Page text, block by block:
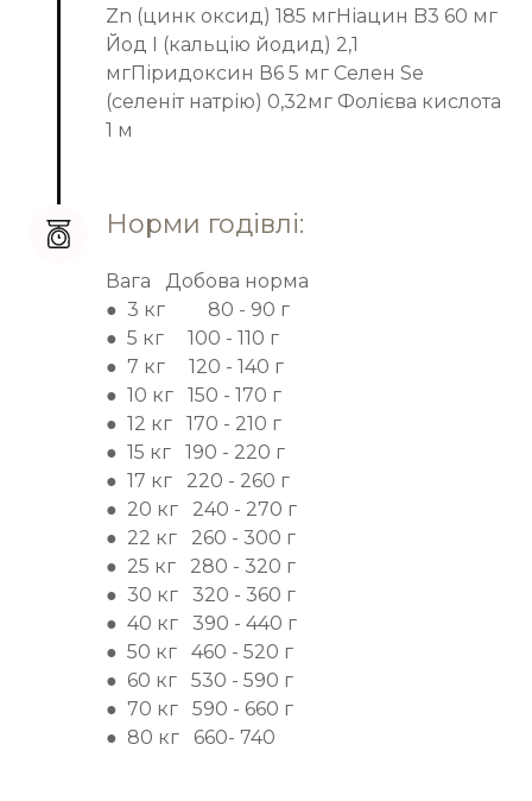
Zn (цинк оксид) 185 мгНіацин B3 60 мг
Йод I (кальцію йодид) 2,1
мгПіридоксин В6 5 мг Селен Se
(селеніт натрію) 0,32мг Фолієва кислота
1 м
Норми годівлі:
Вага Добова норма
● 3 кг 80 - 90 г
● 5 кг 100 - 110 г
● 7 кг 120 - 140 г
● 10 кг 150 - 170 г
● 12 кг 170 - 210 г
● 15 кг 190 - 220 г
● 17 кг 220 - 260 г
● 20 кг 240 - 270 г
● 22 кг 260 - 300 г
● 25 кг 280 - 320 г
● 30 кг 320 - 360 г
● 40 кг 390 - 440 г
● 50 кг 460 - 520 г
● 60 кг 530 - 590 г
● 70 кг 590 - 660 г
● 80 кг 660- 740